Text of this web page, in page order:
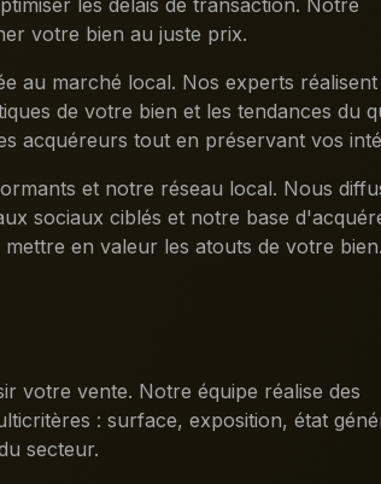
les délais de transaction. Notre
votre bien au juste prix.
au marché local. Nos experts
de votre bien et les tendances du
acquéreurs tout en préservant vos
et notre réseau local. Nous
sociaux ciblés et notre base
en valeur les atouts de votre bien.
votre vente. Notre équipe réalise des
: surface, exposition, état
secteur.